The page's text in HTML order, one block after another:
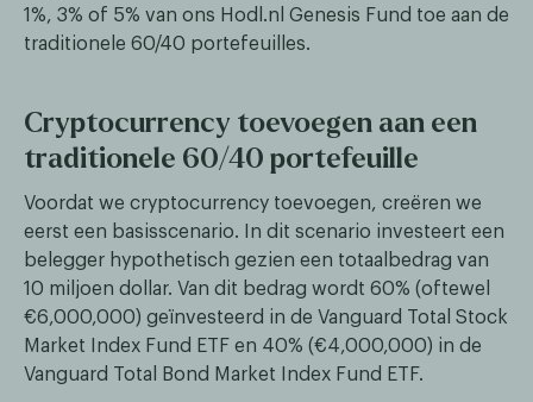
1%, 3% of 5% van ons Hodl.nl Genesis Fund toe aan de
traditionele 60/40 portefeuilles.
Cryptocurrency toevoegen aan een
traditionele 60/40 portefeuille
Voordat we cryptocurrency toevoegen, creëren we
eerst een basisscenario. In dit scenario investeert een
belegger hypothetisch gezien een totaalbedrag van
10 miljoen dollar. Van dit bedrag wordt 60% (oftewel
€6,000,000) geïnvesteerd in de Vanguard Total Stock
Market Index Fund ETF en 40% (€4,000,000) in de
Vanguard Total Bond Market Index Fund ETF.